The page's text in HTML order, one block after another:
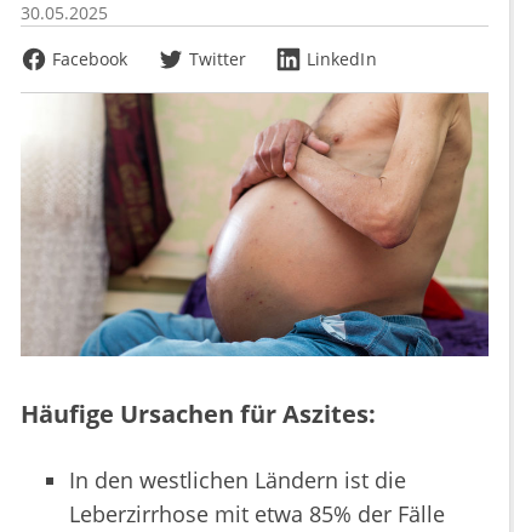
30.05.2025
Facebook
Twitter LinkedIn
Häufige Ursachen für Aszites:
In den westlichen Ländern ist die
Leberzirrhose mit etwa 85% der Fälle